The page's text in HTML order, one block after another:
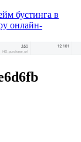
бустинга в
онлайн-